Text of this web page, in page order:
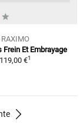
RAXIMO
Frein Et Embrayage
119,00 €1